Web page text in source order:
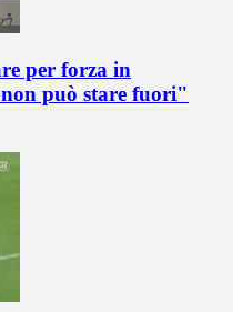
per forza in
può stare fuori"